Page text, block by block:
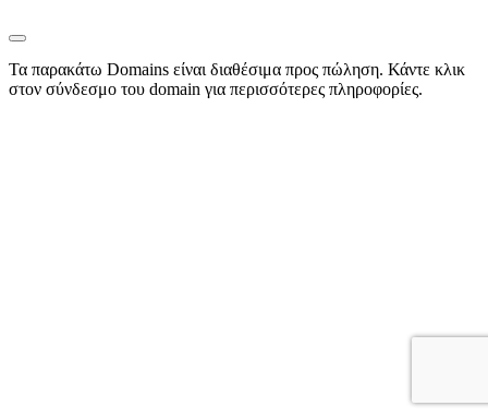
Τα παρακάτω Domains είναι διαθέσιμα προς πώληση. Κάντε κλικ
στον σύνδεσμο του domain για περισσότερες πληροφορίες.